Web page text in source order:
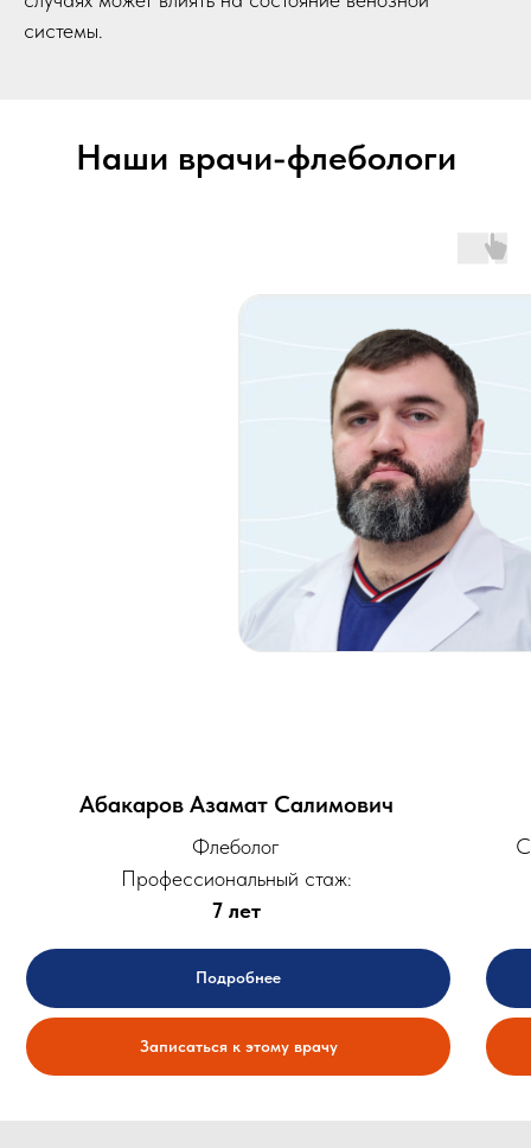
системы.
Наши врачи-флебологи
Абакаров Азамат Салимович
Флеболог
Профессиональный стаж:
7 лет
Подробнее
Записаться к этому врачу